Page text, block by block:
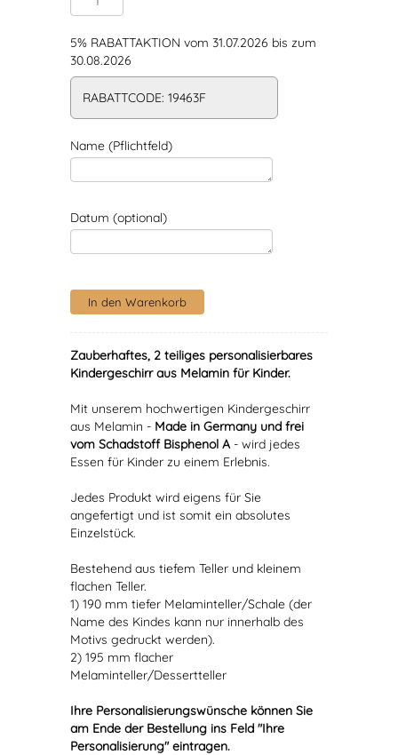
5% RABATTAKTION vom 31.07.2026 bis zum
30.08.2026
RABATTCODE: 19463F
Name (Pflichtfeld)
Datum (optional)
Zauberhaftes, 2 teiliges personalisierbares
Kindergeschirr aus Melamin für Kinder.
Mit unserem hochwertigen Kindergeschirr
aus Melamin - Made in Germany und frei
vom Schadstoff Bisphenol A- wird jedes
Essen für Kinder zu einem Erlebnis.
Jedes Produkt wird eigens für Sie
angefertigt und ist somit ein absolutes
Einzelstück.
Bestehend aus tiefem Teller und kleinem
flachen Teller.
1) 190 mm tiefer Melaminteller/Schale (der
Name des Kindes kann nur innerhalb des
Motivs gedruckt werden).
2) 195 mm flacher
Melaminteller/Dessertteller
Ihre Personalisierungswünsche können Sie
am Ende der Bestellung ins Feld "Ihre
Personalisierung" eintragen.